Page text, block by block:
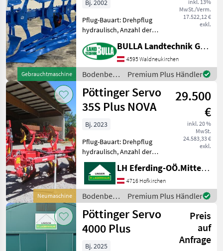
Gebrauchtmaschine
inkl. 13%
MwSt./Verm.
17.522,12 €
exkl.
Bj. 2002
Pflug-Bauart: Drehpflug
hydraulisch, Anzahl der
Vorschäler, Scheibensech,
hydr.
Schnittbreitenverstellung,
Stützrad LEMKEN Pflug Vari
Opal 8 +
BULLA Landtechnik GmbH
4595 Waldneukirchen
Bodenbearbeitung
/ Lemken
Premium Plus Händler
Neumaschine
Pöttinger Servo
35S Plus NOVA
29.500
€
inkl. 20 %
MwSt.
24.583,33 €
exkl.
Bj. 2023
Pflug-Bauart: Drehpflug
hydraulisch, Anzahl der
Schare: 4-schar, Vorschäler,
hydr.
Schnittbreitenverstellung,
Steinsicherung, Stützrad
"PLUS - hydraulische
Schnittbreiten
LH Eferding-OÖ.Mitte, Landtechnik Hofkirchen
4716 Hofkirchen
Bodenbearbeitung
/ Pöttinger
Premium Plus Händler
Pöttinger Servo
4000 Plus
Preis
auf
Anfrage
Bj. 2025